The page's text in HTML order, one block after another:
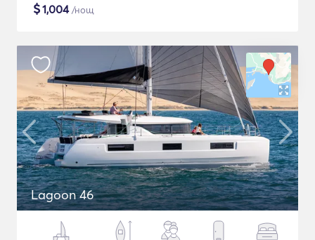
$1,004/нощ
Lagoon 46